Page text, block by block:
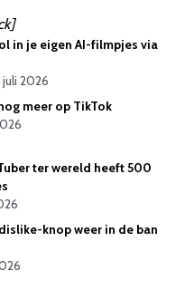
in je eigen AI-filmpjes via
juli 2026
meer op TikTok
ter wereld heeft 500
knop weer in de ban